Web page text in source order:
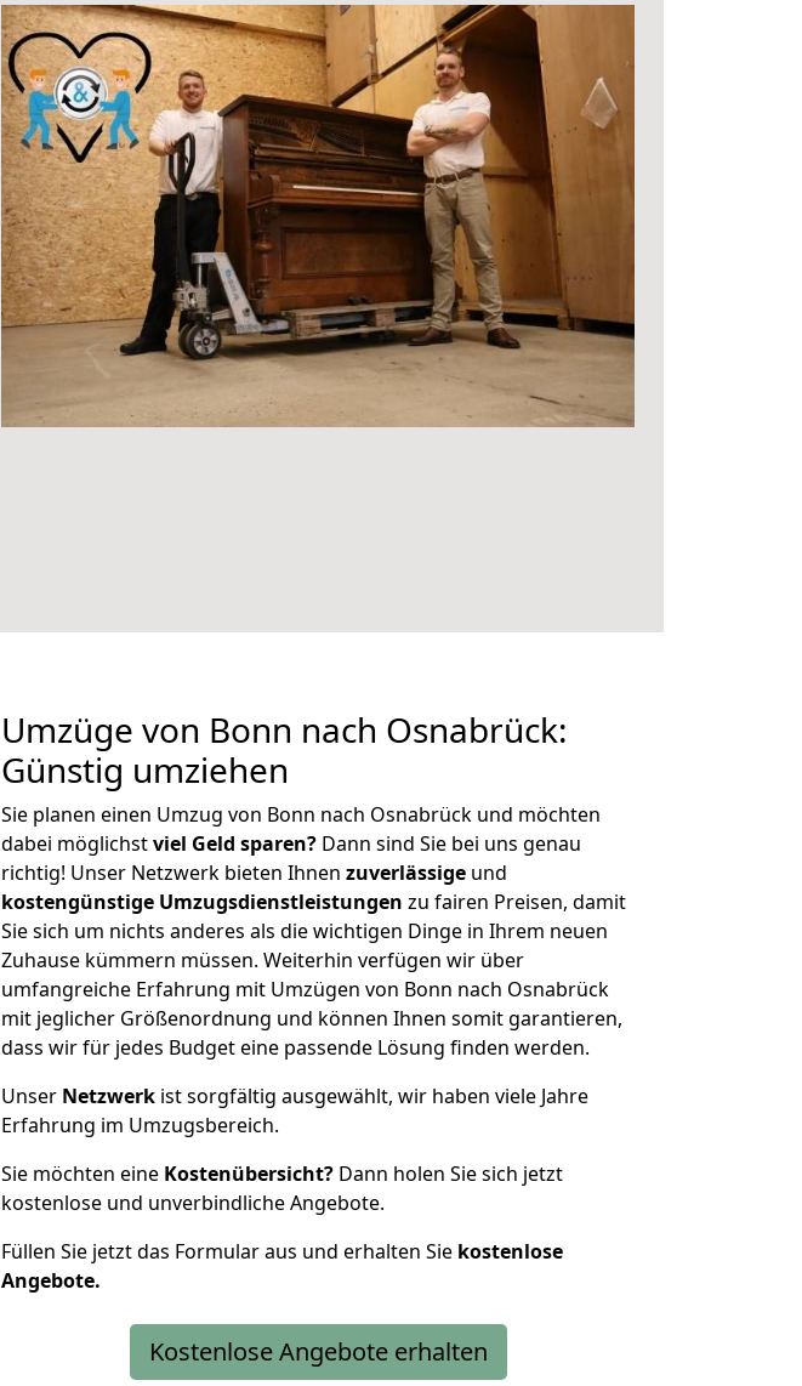
Umzüge von Bonn nach Osnabrück:
Günstig umziehen
Sie planen einen Umzug von Bonn nach Osnabrück und möchten
dabei möglichstviel Geld sparen? Dann sind Sie bei uns genau
richtig! Unser Netzwerk bieten Ihnen zuverlässige und
kostengünstige Umzugsdienstleistungen zu fairen Preisen, damit
Sie sich um nichts anderes als die wichtigen Dinge in Ihrem neuen
Zuhause kümmern müssen. Weiterhin verfügen wir über
umfangreiche Erfahrung mit Umzügen von Bonn nach Osnabrück
mit jeglicher Größenordnung und können Ihnen somit garantieren,
dass wir für jedes Budget eine passende Lösung finden werden.
Unser Netzwerk ist sorgfältig ausgewählt, wir haben viele Jahre
Erfahrung im Umzugsbereich.
Sie möchten eine Kostenübersicht? Dann holen Sie sich jetzt
kostenlose und unverbindliche Angebote.
Füllen Sie jetzt das Formular aus und erhalten Sie kostenlose
Angebote.
Kostenlose Angebote erhalten